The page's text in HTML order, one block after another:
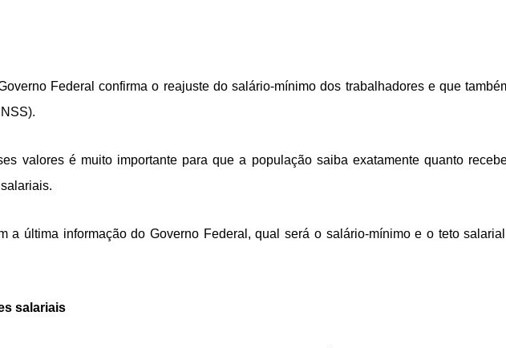
Federal confirma o reajuste do salário-mínimo dos trabalhadores e que
valores é muito importante para que a população saiba exatamente quanto
a última informação do Governo Federal, qual será o salário-mínimo e o teto
salariais